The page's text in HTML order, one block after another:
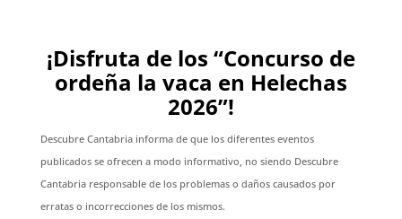
¡Disfruta de los “Concurso de
ordeña la vaca en Helechas
2026”!
Descubre Cantabria informa de que los diferentes eventos
publicados se ofrecen a modo informativo, no siendo Descubre
Cantabria responsable de los problemas o daños causados por
erratas o incorrecciones de los mismos.